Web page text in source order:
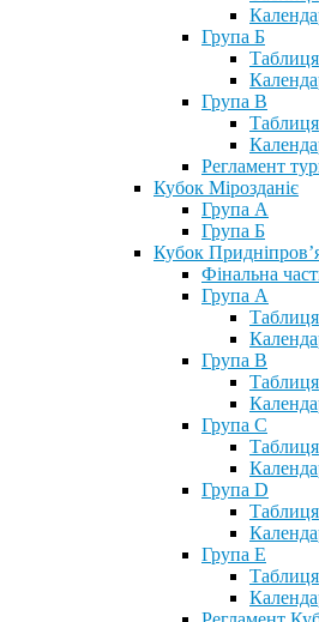
Група Б
Таблиця
Група В
Таблиця
Регламент
Кубок Мірозданіє
Група А
Група Б
Кубок
Фінальна
Група А
Таблиця
Група В
Таблиця
Група С
Таблиця
Група D
Таблиця
Група Е
Таблиця